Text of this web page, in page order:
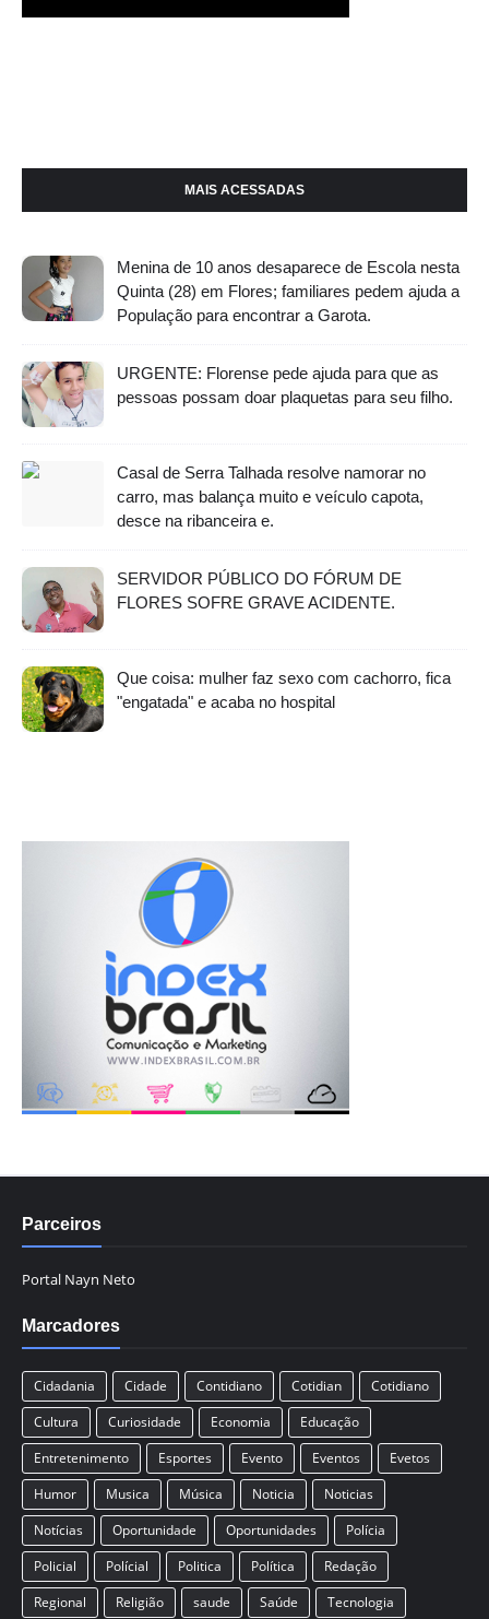
MAIS ACESSADAS
Menina de 10 anos desaparece de Escola nesta
Quinta (28) em Flores; familiares pedem ajuda a
População para encontrar a Garota.
URGENTE: Florense pede ajuda para que as
pessoas possam doar plaquetas para seu filho.
Casal de Serra Talhada resolve namorar no
carro, mas balança muito e veículo capota,
desce na ribanceira e.
SERVIDOR PÚBLICO DO FÓRUM DE
FLORES SOFRE GRAVE ACIDENTE.
Que coisa: mulher faz sexo com cachorro, fica
"engatada" e acaba no hospital
Parceiros
Portal Nayn Neto
Marcadores
Cidadania Cidade Contidiano Cotidian
Cotidiano
Cultura
Curiosidade Economia
Educação
Entretenimento
Esportes Evento Eventos
Evetos
Humor
Musica Música Noticia
Noticias
Notícias
Oportunidade Oportunidades
Polícia
Policial
Polícial Politica Política
Redação
Regional
Religião saude Saúde Tecnologia